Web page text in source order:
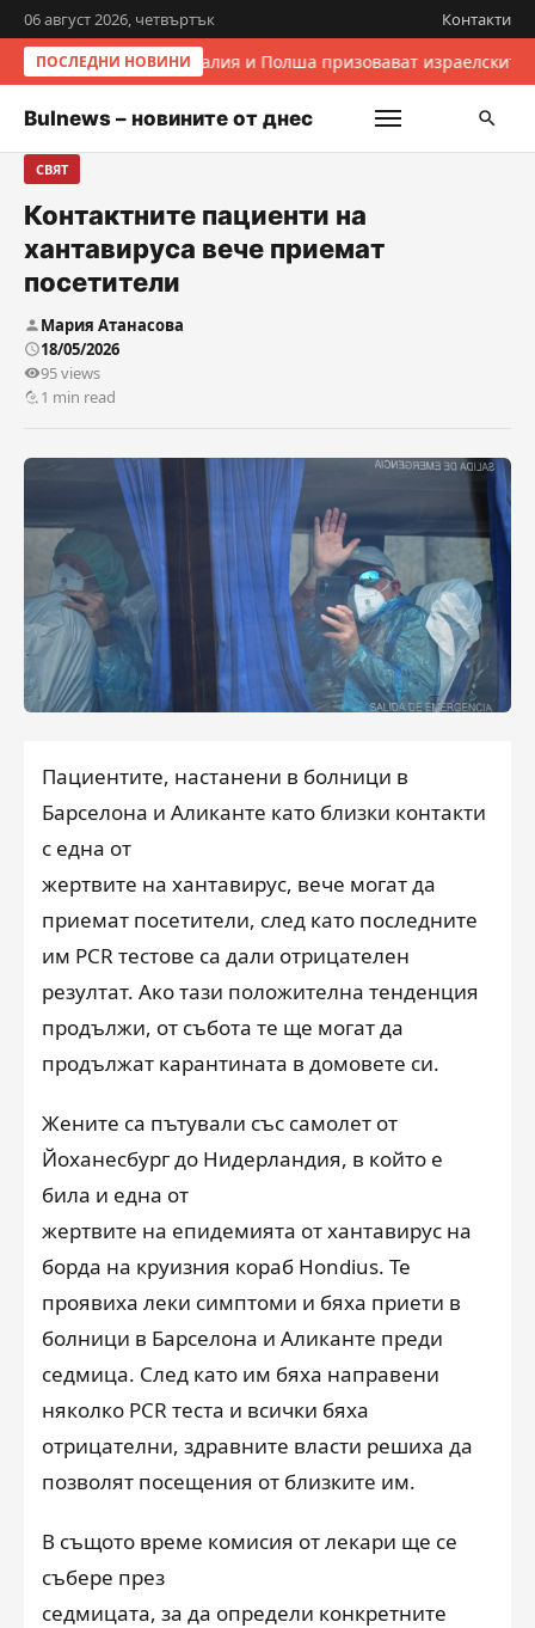
06 август 2026, четвъртък Контакти
ПОСЛЕДНИ НОВИНИИталия и Полша призовават
Bulnews – новините от днес
СВЯТ
Контактните пациенти на
хантавируса вече приемат
посетители
Мария Атанасова
18/05/2026
95 views
1 min read
Пациентите, настанени в болници в
Барселона и Аликанте като близки контакти
с една от
жертвите на хантавирус, вече могат да
приемат посетители, след като последните
им PCR тестове са дали отрицателен
резултат. Ако тази положителна тенденция
продължи, от събота те ще могат да
продължат карантината в домовете си.
Жените са пътували със самолет от
Йоханесбург до Нидерландия, в който е
била и една от
жертвите на епидемията от хантавирус на
борда на круизния кораб Hondius. Те
проявиха леки симптоми и бяха приети в
болници в Барселона и Аликанте преди
седмица. След като им бяха направени
няколко PCR теста и всички бяха
отрицателни, здравните власти решиха да
позволят посещения от близките им.
В същото време комисия от лекари ще се
събере през
седмицата, за да определи конкретните